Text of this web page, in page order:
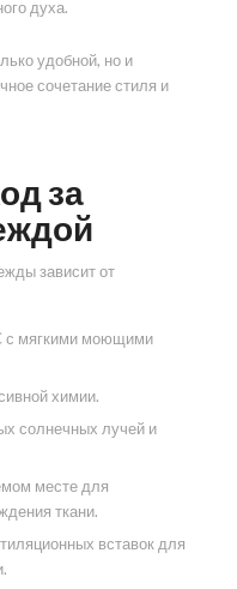
духа.
удобной, но и
сочетание стиля и
за
зависит от
с мягкими моющими
химии.
солнечных лучей и
месте для
ткани.
вставок для